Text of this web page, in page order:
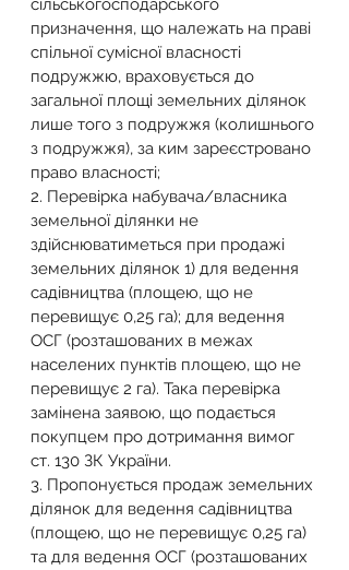
сільськогосподарського
призначення, що належать на праві
спільної сумісної власності
подружжю, враховується до
загальної площі земельних ділянок
лише того з подружжя (колишнього
з подружжя), за ким зареєстровано
право власності;
2. Перевірка набувача/власника
земельної ділянки не
здійснюватиметься при продажі
земельних ділянок 1) для ведення
садівництва (площею, що не
перевищує 0,25 га); для ведення
ОСГ (розташованих в межах
населених пунктів площею, що не
перевищує 2 га). Така перевірка
замінена заявою, що подається
покупцем про дотримання вимог
ст. 130 ЗК України.
3. Пропонується продаж земельних
ділянок для ведення садівництва
(площею, що не перевищує 0,25 га)
та для ведення ОСГ (розташованих